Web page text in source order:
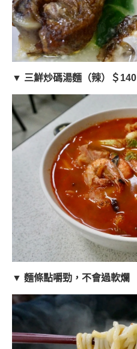
▼ 三鮮炒碼湯麵（辣）＄140
▼ 麵條點嚼勁，不會過軟爛